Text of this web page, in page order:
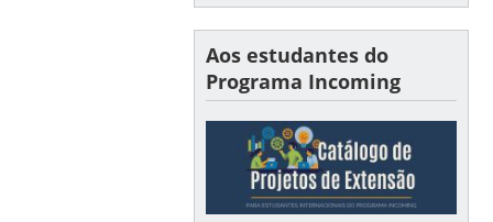
Aos estudantes do
Programa Incoming